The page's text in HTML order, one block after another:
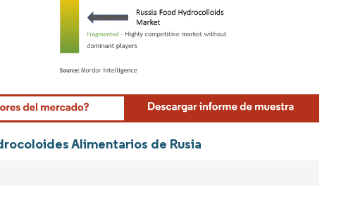
Imagen © Mordor Intelligence. El uso requiere atribución según CC BY 4.0.
Alimentarios de Rusia